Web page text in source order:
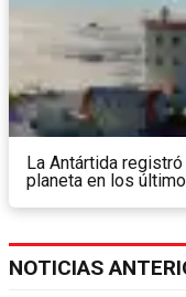
La Antártida
planeta en los
NOTICIAS